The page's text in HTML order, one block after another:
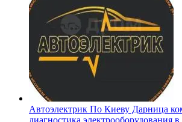
Автоэлектрик По Киеву Дарница
диагностика электрооборудования